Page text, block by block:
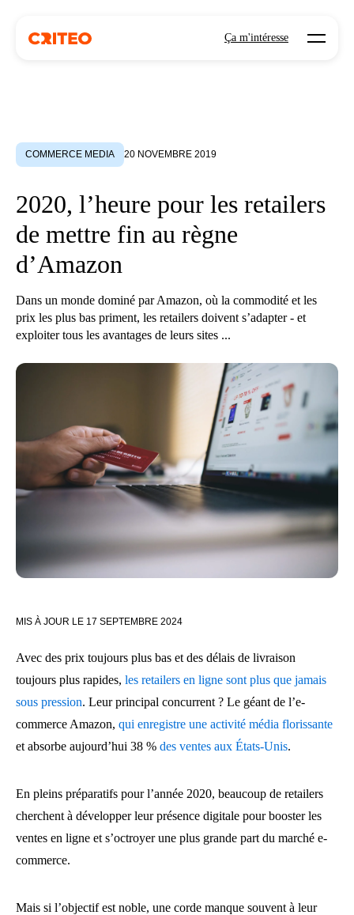
Ça m'intéresse Open
COMMERCE MEDIA 20 NOVEMBRE 2019
2020, l’heure pour les retailers
de mettre fin au règne
d’Amazon
Dans un monde dominé par Amazon, où la commodité et les
prix les plus bas priment, les retailers doivent s’adapter - et
exploiter tous les avantages de leurs sites ...
MIS À JOUR LE 17 SEPTEMBRE 2024
Avec des prix toujours plus bas et des délais de livraison
toujours plus rapides, les retailers en ligne sont plus que jamais
sous pression. Leur principal concurrent ? Le géant de l’e-
commerce Amazon, qui enregistre une activité média florissante
et absorbe aujourd’hui 38 % des ventes aux États-Unis.
En pleins préparatifs pour l’année 2020, beaucoup de retailers
cherchent à développer leur présence digitale pour booster les
ventes en ligne et s’octroyer une plus grande part du marché e-
commerce.
Mais si l’objectif est noble, une corde manque souvent à leur